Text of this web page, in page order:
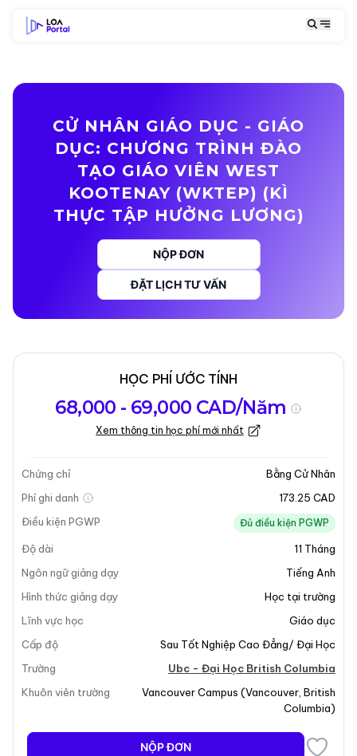
CỬ NHÂN GIÁO DỤC - GIÁO
DỤC: CHƯƠNG TRÌNH ĐÀO
TẠO GIÁO VIÊN WEST
KOOTENAY (WKTEP) (KÌ
THỰC TẬP HƯỞNG LƯƠNG)
NỘP ĐƠN
ĐẶT LỊCH TƯ VẤN
chương trình
Học
Kỳ nhập học
Cập nhật lần cuối vào 05-12-2025
Tổng quan về chương trình
+7
Tổng Quan Chương Trình
Giáo Viên West Kootenay (WKTEP) là một chương
HỌC PHÍ ƯỚC TÍNH
68,000 - 69,000 CAD/Năm
Xem thông tin học phí mới nhất
Chứng chỉ
Bằng Cử Nhân
Phí ghi danh
173.25 CAD
Điều kiện PGWP
Đủ điều kiện PGWP
Độ dài 11 Tháng
Ngôn ngữ giảng dạy
Tiếng Anh
Hình thức giảng dạy
Học tại trường
Lĩnh vực học
Giáo dục
Cấp độ
Sau Tốt Nghiệp Cao Đẳng/ Đại Học
Trường
Ubc - Đại Học British Columbia
Khuôn viên trường
Vancouver Campus (Vancouver British
Columbia)
NỘP ĐƠN